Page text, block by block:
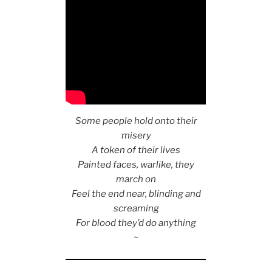
Some people hold onto their
misery
A token of their lives
Painted faces, warlike, they
march on
Feel the end near, blinding and
screaming
For blood they’d do anything
~